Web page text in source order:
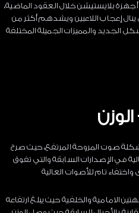
بلايستيشن خلال العقود الماضية،
إعجاب اللاعبين ويشدهم أكثر من
الجديد والمميزات الجميلة المختلفة
صوت المروحة المرتفع، حيث صرح
في الإصدارات السابقة والتي تفوق
الامامية والخلفية حيث يبلغ ارتفاعه